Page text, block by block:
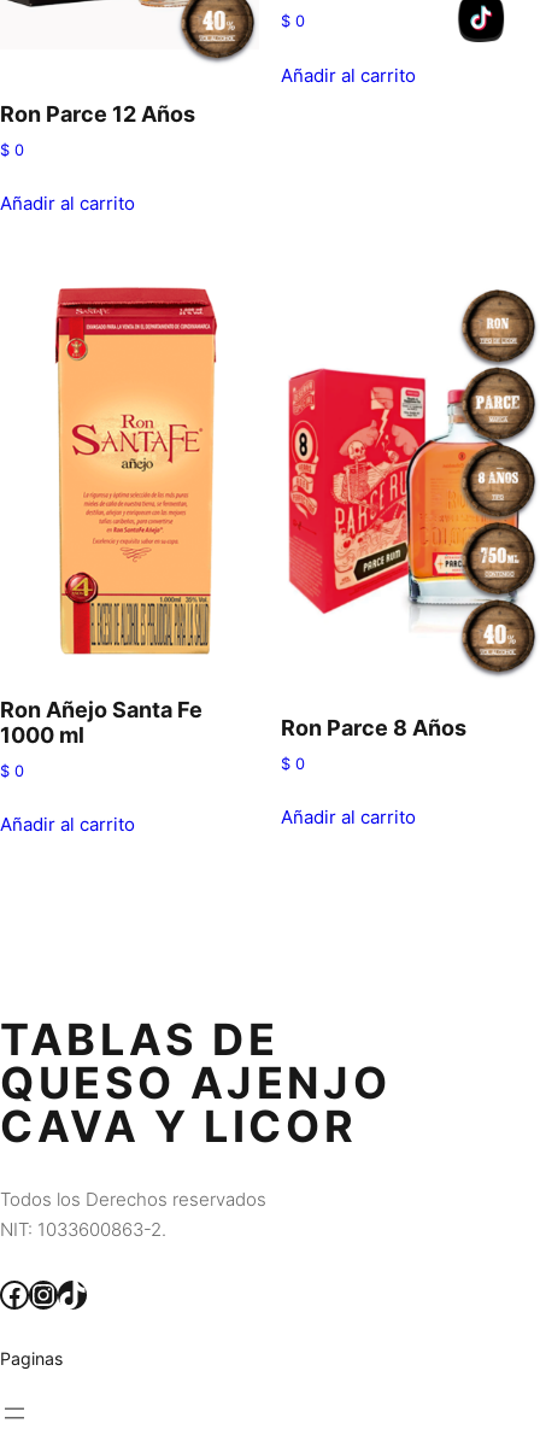
Ron Parce 12 Años
$ 0
Añadir al carrito
$0
Añadir al carrito
Ron Añejo Santa Fe
1000 ml
$ 0
Añadir al carrito
Ron Parce 8 Años
$0
Añadir al carrito
TABLAS DE
QUESO AJENJO
CAVA Y LICOR
Todos los Derechos reservados
NIT: 1033600863-2.
Facebook InstagramTikTok
Paginas